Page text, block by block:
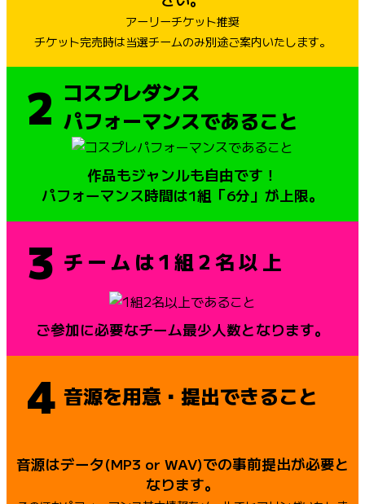
アーリーチケット推奨
チケット完売時は当選チームのみ別途ご案内いたします。
2 コスプレダンス
パフォーマンスであること
作品もジャンルも自由です！
パフォーマンス時間は1組「6分」が上限。
3 チームは1組2名以上
ご参加に必要なチーム最少人数となります。
4 音源を用意・提出できること
音源はデータ(MP3 or WAV)での事前提出が必要と
なります。